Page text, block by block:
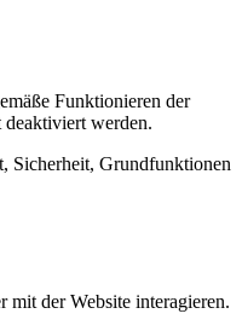
Funktionieren der
werden.
Sicherheit, Grundfunktionen
mit der Website interagieren.